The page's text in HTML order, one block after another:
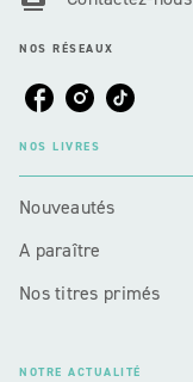
NOS RÉSEAUX
NOS LIVRES
Nouveautés
A paraître
Nos titres primés
NOTRE ACTUALITÉ